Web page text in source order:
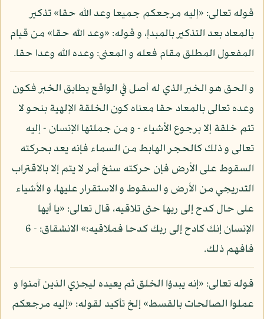
قوله تعالى: «إليه مرجعكم جميعا وعد الله حقا» تذكير
بالمعاد بعد التذكير بالمبدإ، و قوله: «وعد الله حقا» من قيام
المفعول المطلق مقام فعله و المعنى: وعده الله وعدا حقا.
و الحق هو الخبر الذي له أصل في الواقع يطابق الخبر فكون
وعده تعالى بالمعاد حقا معناه كون الخلقة الإلهية بنحو لا
تتم خلقة إلا برجوع الأشياء - و من جملتها الإنسان - إليه
تعالى و ذلك كالحجر الهابط من السماء فإنه يعد بحركته
السقوط على الأرض فإن حركته سنخ أمر لا يتم إلا بالاقتراب
التدريجي من الأرض و السقوط و الاستقرار عليها، و الأشياء
على حال كدح إلى ربها حتى تلاقيه، قال تعالى: «يا أيها
الإنسان إنك كادح إلى ربك كدحا فملاقيه:» الانشقاق: - 6
فافهم ذلك.
قوله تعالى: «إنه يبدؤا الخلق ثم يعيده ليجزي الذين آمنوا و
عملوا الصالحات بالقسط» إلخ تأكيد لقوله: «إليه مرجعكم